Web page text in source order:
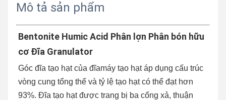
Mô tả sản phẩm
Bentonite Humic Acid Phân lợn Phân bón hữu
cơ Đĩa Granulator
Góc đĩa tạo hạt của đĩamáy tạo hạt áp dụng cấu trúc
vòng cung tổng thể và tỷ lệ tạo hạt có thể đạt hơn
93%. Đĩa tạo hạt được trang bị ba cổng xả, thuận